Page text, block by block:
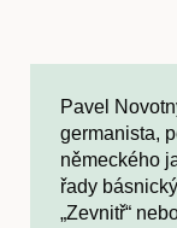
Pavel
germanista,
německého
řady
„Zevnitř“